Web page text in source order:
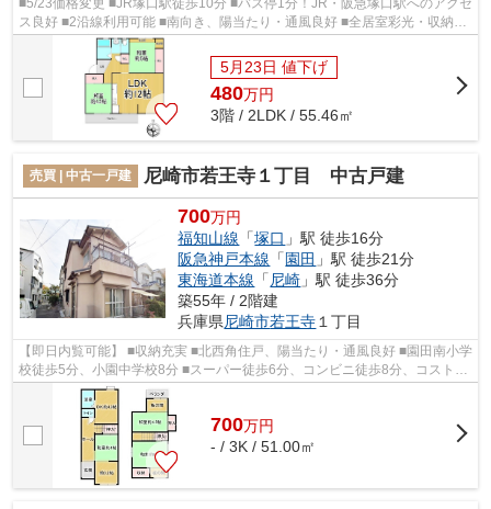
■5/23価格変更 ■JR塚口駅徒歩10分 ■バス停1分！JR・阪急塚口駅へのアクセ
ス良好 ■2沿線利用可能 ■南向き、陽当たり・通風良好 ■全居室彩光・収納有
り ■水廻り窓付き、換気・採光良好 ■...
5月23日 値下げ
480万円
3階 / 2LDK / 55.46㎡
売買 | 中古一戸建 尼崎市若王寺１丁目 中古戸建
700万円
福知山線 「塚口 」駅 徒歩16分
阪急神戸本線 「園田 」駅 徒歩21分
東海道本線 「 尼崎 」駅 徒歩36分
築55年 / 2階建
兵庫県尼崎市若王寺 １丁目
【即日内覧可能】 ■収納充実 ■北西角住戸、陽当たり・通風良好 ■園田南小学
校徒歩5分、小園中学校8分 ■スーパー徒歩6分、コンビニ徒歩8分、コストコ
徒歩9分 ■生活施設が近隣にあり大...
700万円
- / 3K / 51.00㎡